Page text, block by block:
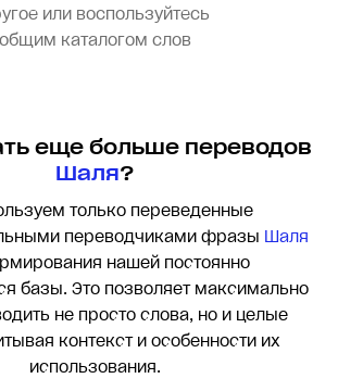
или воспользуйтесь
общим каталогом слов
еще больше переводов
Шаля?
только переведенные
переводчиками фразы Шаля
нашей постоянно
базы. Это позволяет максимально
не просто слова, но и целые
контекст и особенности их
использования.